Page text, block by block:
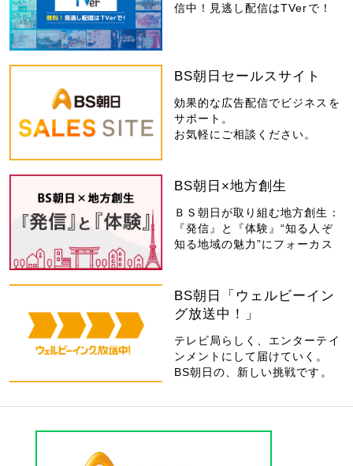
信中！見逃し配信はTVerで！
BS朝日セールスサイト
効果的な広告配信でビジネスを
サポート。
お気軽にご相談ください。
BS朝日×地方創生
ＢＳ朝日が取り組む地方創生：
『発信』と『体験』“知る人ぞ
知る地域の魅力”にフォーカス
BS朝日「ウェルビーイン
グ放送中！」
テレビ局らしく、エンターテイ
ンメントにして届けていく。
BS朝日の、新しい挑戦です。